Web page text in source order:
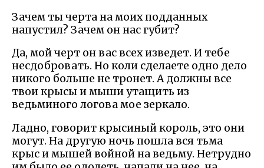
Зачем ты черта на моих подданных
напустил? Зачем он нас губит?
Да, мой черт он вас всех изведет. И тебе
несдобровать. Но коли сделаете одно дело
никого больше не тронет. А должны все
твои крысы и мыши утащить из
ведьминого логова мое зеркало.
Ладно, говорит крысиный король, это они
могут. На другую ночь пошла вся тьма
крыс и мышей войной на ведьму. Нетрудно